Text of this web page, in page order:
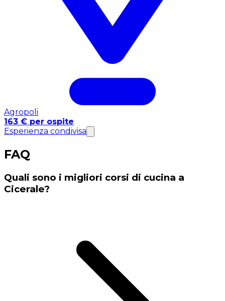
Agropoli
163 € per ospite
Esperienza condivisa
FAQ
Quali sono i migliori corsi di cucina a
Cicerale?